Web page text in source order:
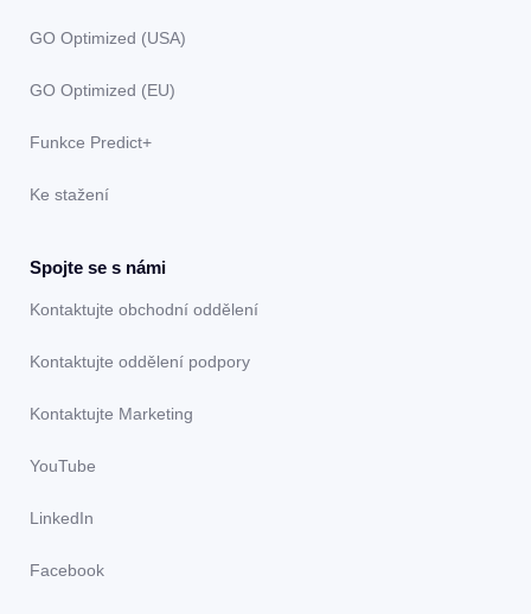
GO Optimized (USA)
GO Optimized (EU)
Funkce Predict+
Ke stažení
Spojte se s námi
Kontaktujte obchodní oddělení
Kontaktujte oddělení podpory
Kontaktujte Marketing
YouTube
LinkedIn
Facebook